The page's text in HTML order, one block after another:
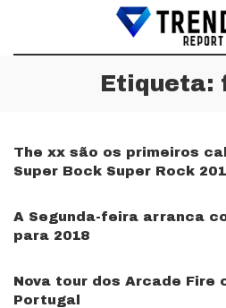
Etiqueta:
The xx são os primeiros
Super Bock Super Rock
A Segunda-feira arranca
para 2018
Nova tour dos Arcade Fire
Portugal